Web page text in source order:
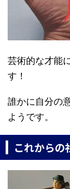
芸術的な才能
す！
誰かに自分の
ようです。
これからの